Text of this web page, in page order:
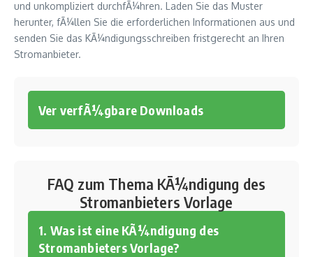
und unkompliziert durchfÃ¼hren. Laden Sie das Muster
herunter, fÃ¼llen Sie die erforderlichen Informationen aus und
senden Sie das KÃ¼ndigungsschreiben fristgerecht an Ihren
Stromanbieter.
Ver verfÃ¼gbare Downloads
FAQ zum Thema KÃ¼ndigung des
Stromanbieters Vorlage
1. Was ist eine KÃ¼ndigung des
Stromanbieters Vorlage?